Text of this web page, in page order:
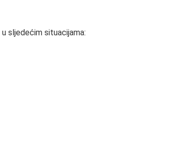
sljedećim situacijama: